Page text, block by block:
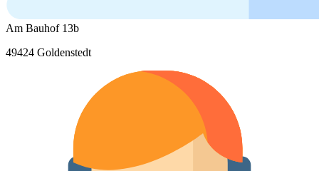
Am Bauhof 13b
49424 Goldenstedt